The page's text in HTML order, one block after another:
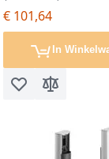
€ 101,64
In
Voeg toe aan
Toevoegen